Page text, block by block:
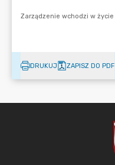
DRUKUJ ZAPISZ DO PDF